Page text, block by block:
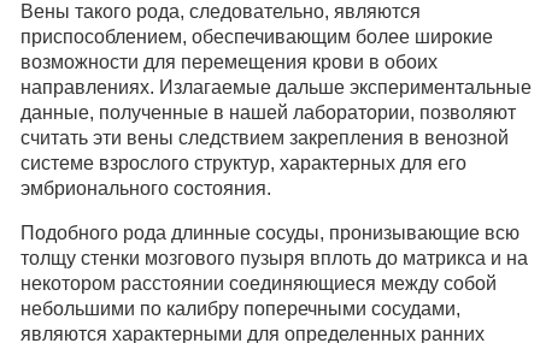
Вены такого рода, следовательно, являются
приспособлением, обеспечивающим более широкие
возможности для перемещения крови в обоих
направлениях. Излагаемые дальше экспериментальные
данные, полученные в нашей лаборатории, позволяют
считать эти вены следствием закрепления в венозной
системе взрослого структур, характерных для его
эмбрионального состояния.
Подобного рода длинные сосуды, пронизывающие всю
толщу стенки мозгового пузыря вплоть до матрикса и на
некотором расстоянии соединяющиеся между собой
небольшими по калибру поперечными сосудами,
являются характерными для определенных ранних